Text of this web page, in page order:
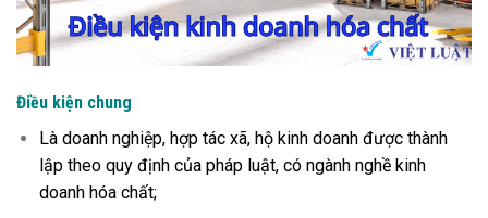
Điều kiện chung
Là doanh nghiệp, hợp tác xã, hộ kinh doanh được thành
lập theo quy định của pháp luật, có ngành nghề kinh
doanh hóa chất;